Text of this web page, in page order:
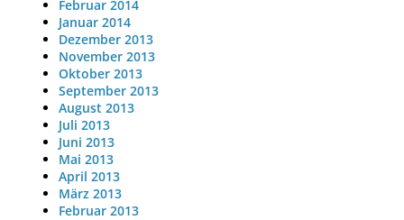
Februar 2014
Januar 2014
Dezember 2013
November 2013
Oktober 2013
September 2013
August 2013
Juli 2013
Juni 2013
Mai 2013
April 2013
März 2013
Februar 2013